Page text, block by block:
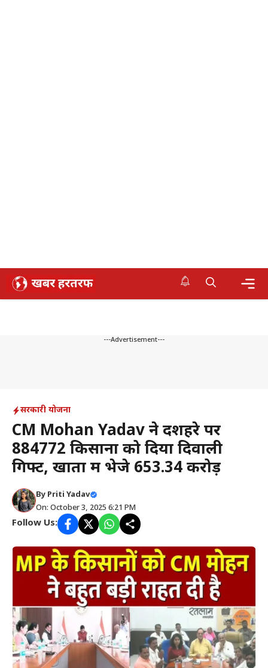
Skip
---Advertisement---
सरकारी योजना
CM Mohan Yadav ने दशहरे पर
884772 किसानों को दिया दिवाली
गिफ्ट, खातों में भेजे 653.34 करोड़
By Priti Yadav
On: October 3, 2025 6:21 PM
Follow Us: